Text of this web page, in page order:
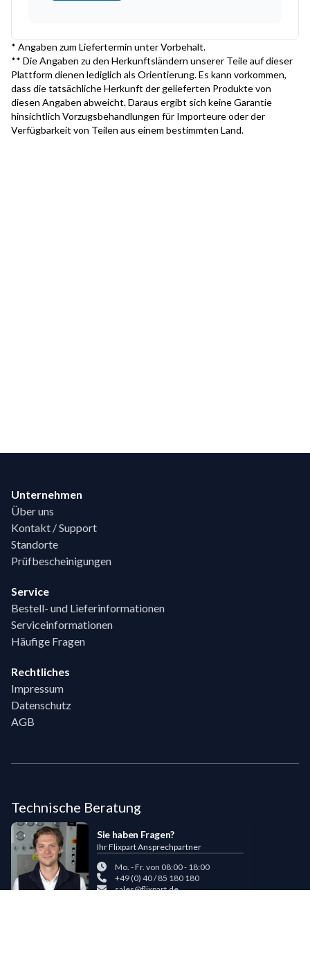
* Angaben zum Liefertermin unter Vorbehalt.
** Die Angaben zu den Herkunftsländern unserer Teile auf dieser
Plattform dienen lediglich als Orientierung. Es kann vorkommen,
dass die tatsächliche Herkunft der gelieferten Produkte von
diesen Angaben abweicht. Daraus ergibt sich keine Garantie
hinsichtlich Vorzugsbehandlungen für Importeure oder der
Verfügbarkeit von Teilen aus einem bestimmten Land.
Unternehmen
Über uns
Kontakt / Support
Standorte
Prüfbescheinigungen
Service
Bestell- und Lieferinformationen
Serviceinformationen
Häufige Fragen
Rechtliches
Impressum
Datenschutz
AGB
Technische Beratung
Sie haben Fragen?
Ihr Flixpart Ansprechpartner
Mo. - Fr. von 08:00 - 18:00
+49 (0) 40 / 85 180 180
sales@flixpart.de